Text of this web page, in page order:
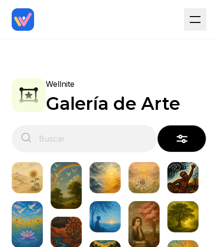
Wellnite
Galería de Arte